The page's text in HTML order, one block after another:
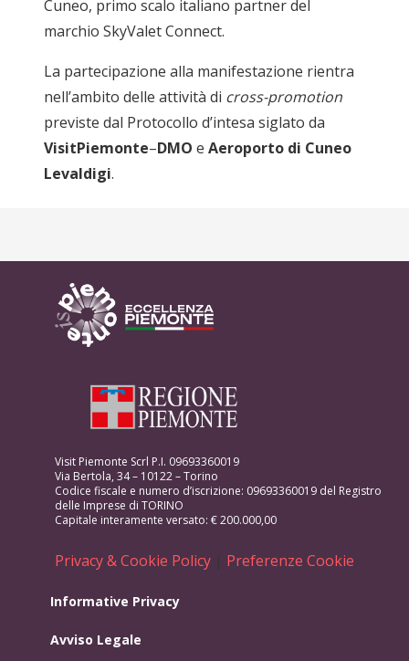
Cuneo, primo scalo italiano partner del
marchio SkyValet Connect.
La partecipazione alla manifestazione rientra
nell’ambito delle attività di cross-promotion
previste dal Protocollo d’intesa siglato da
VisitPiemonte–DMO e Aeroporto di Cuneo
Levaldigi.
Visit Piemonte Scrl P.I. 09693360019
Via Bertola, 34 – 10122 – Torino
Codice fiscale e numero d’iscrizione: 09693360019 del Registro
delle Imprese di TORINO
Capitale interamente versato: € 200.000,00
Privacy & Cookie Policy | Preferenze Cookie
Informative Privacy
Avviso Legale